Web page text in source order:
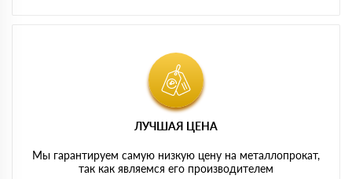
ЛУЧШАЯ ЦЕНА
Мы гарантируем самую низкую цену на металлопрокат,
так как являемся его производителем